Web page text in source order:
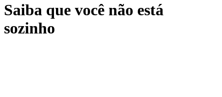
Saiba que você não está
sozinho